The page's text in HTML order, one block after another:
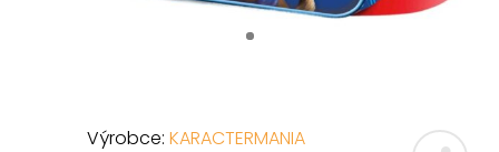
Výrobce:KARACTERMANIA